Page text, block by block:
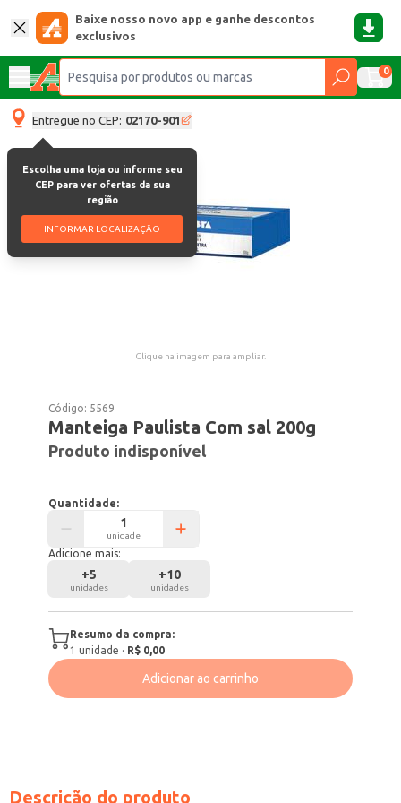
Baixe nosso novo app e ganhe descontos
exclusivos
0
Entregue no CEP: 02170-901
Escolha uma loja ou informe seu
CEP para ver ofertas da sua
região
INFORMAR LOCALIZAÇÃO
Clique na imagem para ampliar.
Código: 5569
Manteiga Paulista Com sal 200g
Produto indisponível
Quantidade:
unidade
Adicione mais:
+5
unidades
+10
unidades
Resumo da compra:
1 unidade · R$ 0,00
Adicionar ao carrinho
Descrição do produto